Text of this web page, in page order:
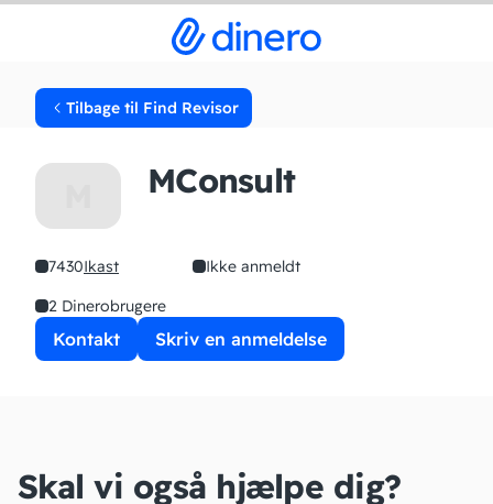
Tilbage til Find Revisor
MConsult
7430Ikast
Ikke anmeldt
2 Dinerobrugere
Kontakt Skriv en anmeldelse
Skal vi også hjælpe dig?